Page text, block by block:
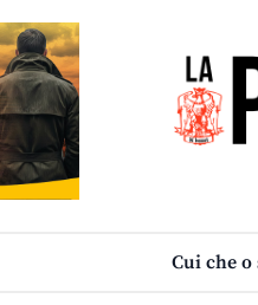
Cui che o